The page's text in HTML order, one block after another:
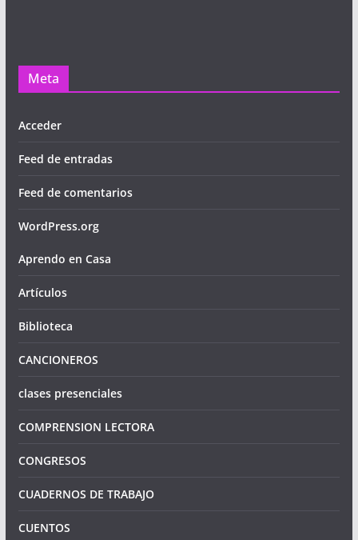
Meta
Acceder
Feed de entradas
Feed de comentarios
WordPress.org
Aprendo en Casa
Artículos
Biblioteca
CANCIONEROS
clases presenciales
COMPRENSION LECTORA
CONGRESOS
CUADERNOS DE TRABAJO
CUENTOS